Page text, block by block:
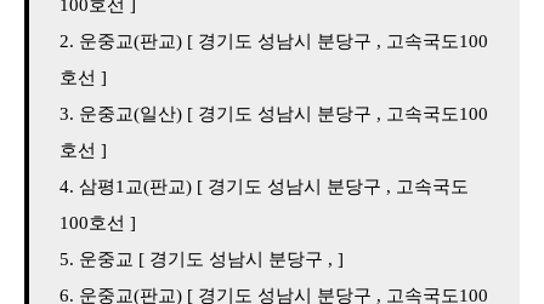
100호선 ]
운중교(판교) [ 경기도 성남시 분당구 , 고속국도100
호선 ]
운중교(일산) [ 경기도 성남시 분당구 , 고속국도100
호선 ]
삼평1교(판교) [ 경기도 성남시 분당구 , 고속국도
100호선 ]
운중교 [ 경기도 성남시 분당구 , ]
운중교(판교) [ 경기도 성남시 분당구 , 고속국도100